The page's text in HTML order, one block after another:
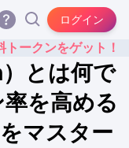
ログイン
ークンをゲット！
とは何で
を高める
マスター